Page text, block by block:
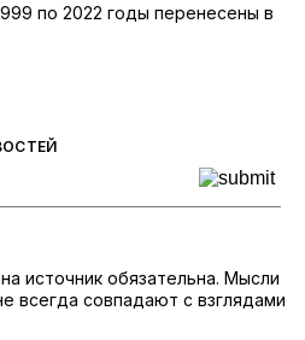
по 2022 годы перенесены в
источник обязательна. Мысли
всегда совпадают с взглядами